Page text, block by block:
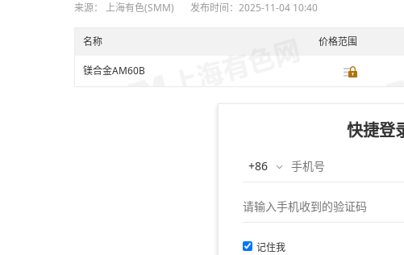
来源： 上海有色(SMM) 发布时间：2025-11-04 10:40
名称 价格范围
镁合金AM60B
快捷登
记住我